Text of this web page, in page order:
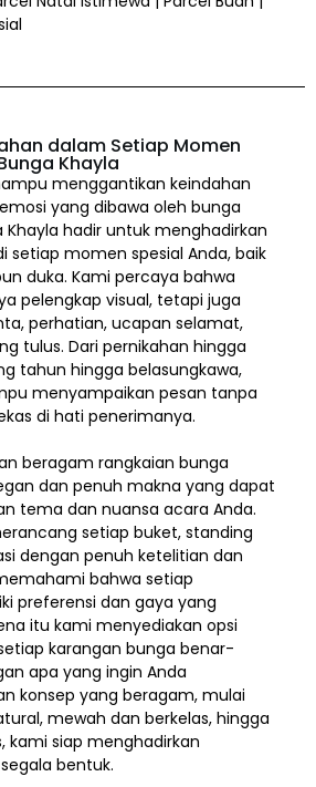
dalam Setiap Momen
Khayla
menggantikan keindahan
yang dibawa oleh bunga
Khayla hadir untuk menghadirkan
setiap momen spesial Anda, baik
duka. Kami percaya bahwa
pelengkap visual, tetapi juga
perhatian, ucapan selamat,
tulus. Dari pernikahan hingga
tahun hingga belasungkawa,
menyampaikan pesan tanpa
di hati penerimanya.
beragam rangkaian bunga
dan penuh makna yang dapat
tema dan nuansa acara Anda.
setiap buket, standing
dengan penuh ketelitian dan
bahwa setiap
preferensi dan gaya yang
itu kami menyediakan opsi
karangan bunga benar-
apa yang ingin Anda
konsep yang beragam, mulai
mewah dan berkelas, hingga
kami siap menghadirkan
bentuk.